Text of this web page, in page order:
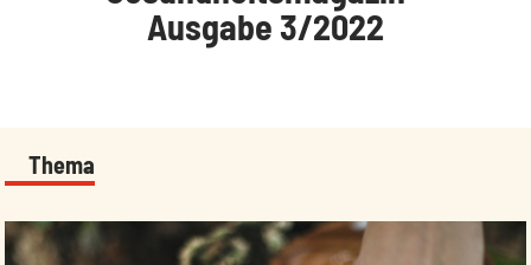
Ausgabe 3/2022
Thema